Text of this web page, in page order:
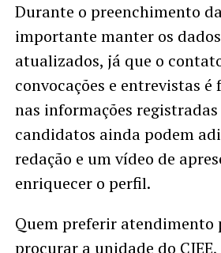
Durante o preenchimento
importante manter os
atualizados, já que o
convocações e entrevistas é
nas informações registradas
candidatos ainda podem
redação e um vídeo de
enriquecer o perfil.
Quem preferir atendimento
procurar a unidade do